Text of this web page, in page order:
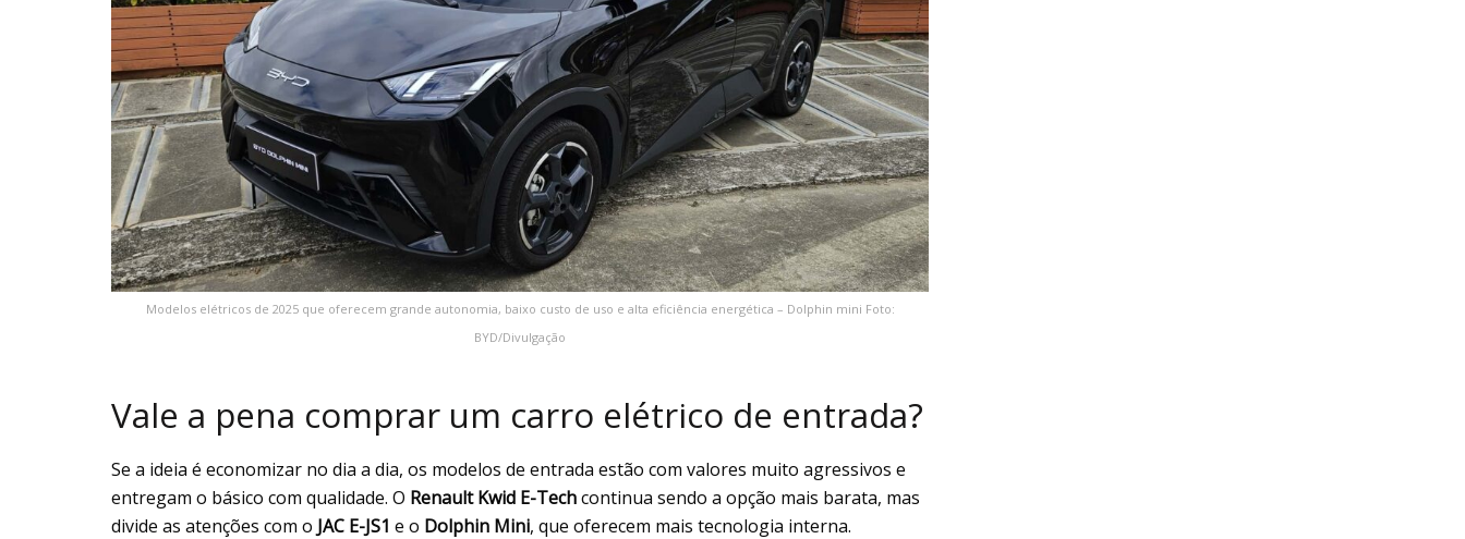
Modelos elétricos de 2025 que oferecem grande autonomia, baixo custo de uso e alta eficiência energética – Dolphin mini Foto:
BYD/Divulgação
Vale a pena comprar um carro elétrico de entrada?
Se a ideia é economizar no dia a dia, os modelos de entrada estão com valores muito agressivos e
entregam o básico com qualidade. O Renault Kwid E-Techcontinua sendo a opção mais barata, mas
divide as atenções com o JAC E-JS1 e o Dolphin Mini, que oferecem mais tecnologia interna.